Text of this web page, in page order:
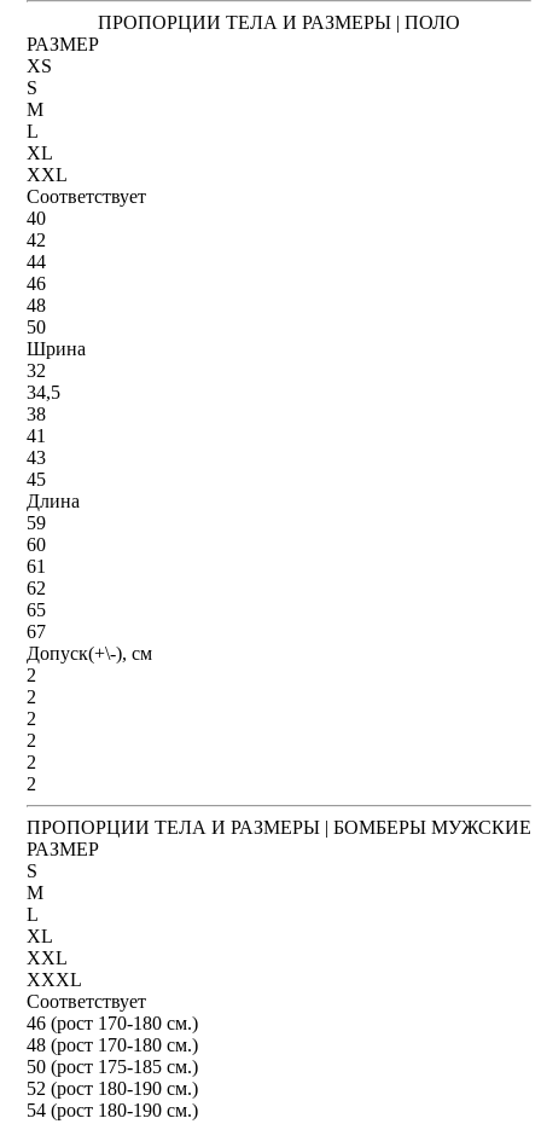
ПРОПОРЦИИ ТЕЛА И РАЗМЕРЫ | ПОЛО
РАЗМЕР
XS
S
M
L
XL
XXL
Соответствует
40
42
44
46
48
50
Шрина
32
34,5
38
41
43
45
Длина
59
60
61
62
65
67
Допуск(+\-), см
2
2
2
2
2
2
ПРОПОРЦИИ ТЕЛА И РАЗМЕРЫ | БОМБЕРЫ МУЖСКИЕ
РАЗМЕР
S
M
L
XL
XXL
XXXL
Соответствует
46 (рост 170-180 см.)
48 (рост 170-180 см.)
50 (рост 175-185 см.)
52 (рост 180-190 см.)
54 (рост 180-190 см.)